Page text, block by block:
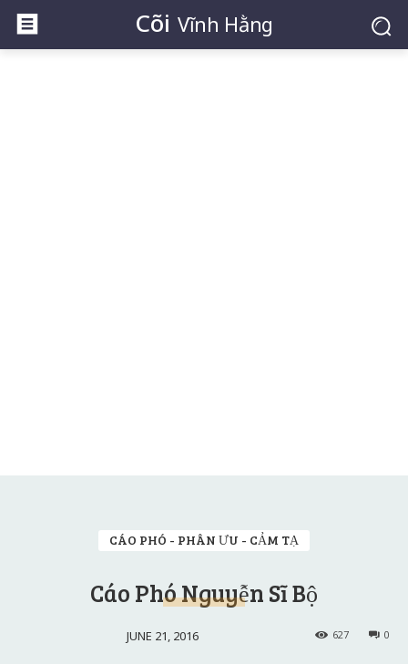
Cõi Vĩnh Hằng
CÁO PHÓ - PHÂN ƯU - CẢM TẠ
Cáo Phó Nguyễn Sĩ Bộ
JUNE 21, 2016 0
627